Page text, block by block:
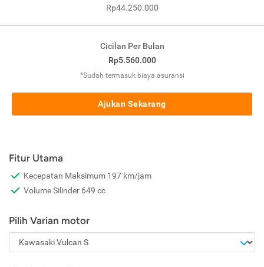
Rp44.250.000
Cicilan Per Bulan
Rp5.560.000
*Sudah termasuk biaya asuransi
Ajukan Sekarang
Fitur Utama
Kecepatan Maksimum 197 km/jam
Volume Silinder 649 cc
Pilih Varian motor